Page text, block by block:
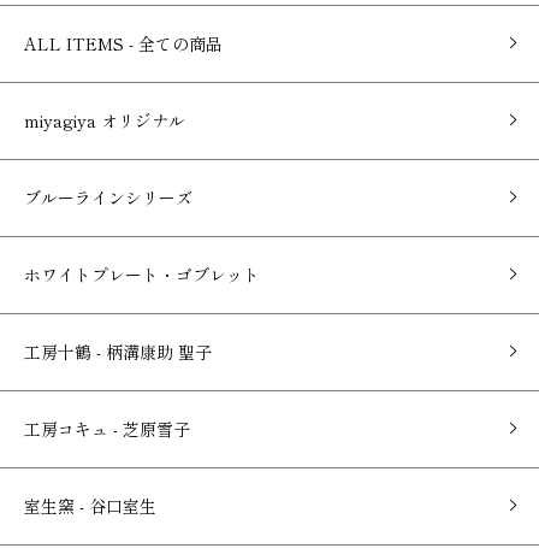
ALL ITEMS - 全ての商品
miyagiya オリジナル
ブルーラインシリーズ
ホワイトプレート・ゴブレット
工房十鶴 - 柄溝康助 聖子
工房コキュ - 芝原雪子
室生窯 - 谷口室生